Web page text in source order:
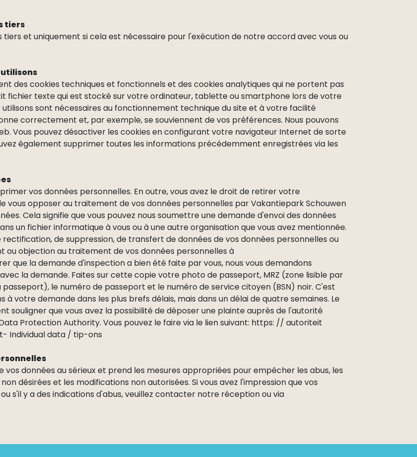
tiers
et uniquement si cela est nécessaire pour l'exécution de notre accord avec vous ou
des cookies techniques et fonctionnels et des cookies analytiques qui ne portent pas
fichier texte qui est stocké sur votre ordinateur, tablette ou smartphone lors de votre
utilisons sont nécessaires au fonctionnement technique du site et à votre facilité
correctement et, par exemple, se souviennent de vos préférences. Nous pouvons
Vous pouvez désactiver les cookies en configurant votre navigateur Internet de sorte
également supprimer toutes les informations précédemment enregistrées via les
vos données personnelles. En outre, vous avez le droit de retirer votre
vous opposer au traitement de vos données personnelles par Vakantiepark Schouwen
Cela signifie que vous pouvez nous soumettre une demande d'envoi des données
un fichier informatique à vous ou à une autre organisation que vous avez mentionnée.
de suppression, de transfert de données de vos données personnelles ou
objection au traitement de vos données personnelles à
que la demande d'inspection a bien été faite par vous, nous vous demandons
la demande. Faites sur cette copie votre photo de passeport, MRZ (zone lisible par
le numéro de passeport et le numéro de service citoyen (BSN) noir. C'est
votre demande dans les plus brefs délais, mais dans un délai de quatre semaines. Le
souligner que vous avez la possibilité de déposer une plainte auprès de l'autorité
Protection Authority. Vous pouvez le faire via le lien suivant: https: // autoriteit
Individual data / tip-ons
données au sérieux et prend les mesures appropriées pour empêcher les abus, les
désirées et les modifications non autorisées. Si vous avez l'impression que vos
s'il y a des indications d'abus, veuillez contacter notre réception ou via